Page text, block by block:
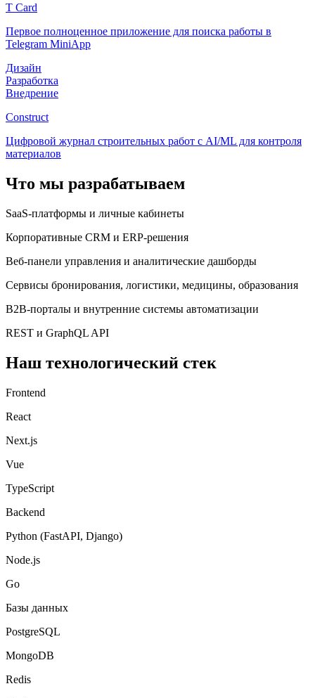
T Card
Первое полноценное приложение для поиска работы в
Telegram MiniApp
Дизайн
Разработка
Внедрение
Construct
Цифровой журнал строительных работ с AI/ML для контроля
материалов
Что мы разрабатываем
SaaS-платформы и личные кабинеты
Корпоративные CRM и ERP-решения
Веб-панели управления и аналитические дашборды
Сервисы бронирования, логистики, медицины, образования
B2B-порталы и внутренние системы автоматизации
REST и GraphQL API
Наш технологический стек
Frontend
React
Next.js
Vue
TypeScript
Backend
Python (FastAPI, Django)
Node.js
Go
Базы данных
PostgreSQL
MongoDB
Redis